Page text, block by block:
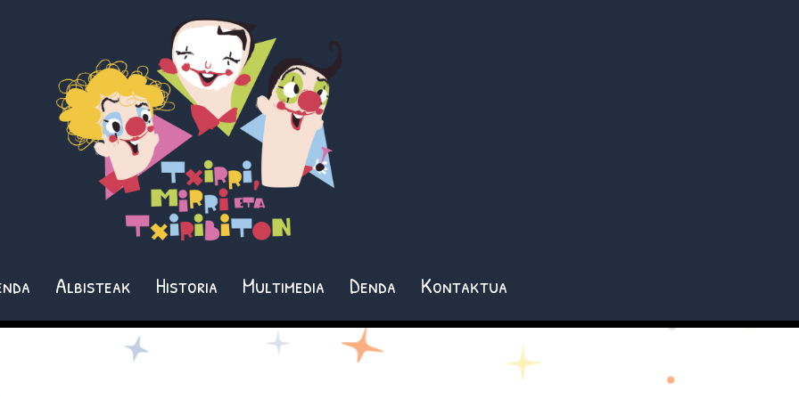
Albisteak Historia Multimedia Denda Kontaktua